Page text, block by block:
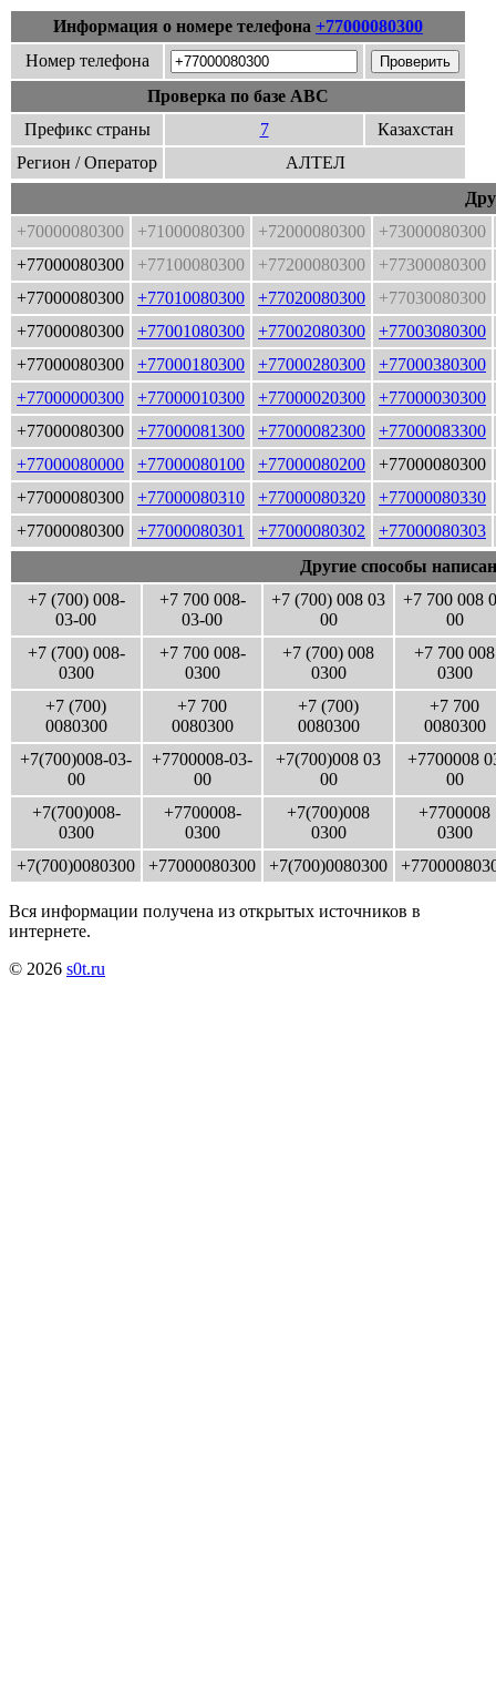
Информация о номере телефона +77000080300
Номер телефона
Проверка по базе ABC
Префикс страны
7
Казахстан
Регион / Оператор
АЛТЕЛ
+70000080300
+71000080300 +72000080300
+73000080300
+77000080300
+77100080300 +77200080300
+77300080300
+77000080300
+77010080300 +77020080300
+77030080300
+77000080300
+77001080300 +77002080300
+77003080300
+77000080300
+77000180300 +77000280300
+77000380300
+77000000300
+77000010300 +77000020300
+77000030300
+77000080300
+77000081300 +77000082300
+77000083300
+77000080000
+77000080100 +77000080200
+77000080300
+77000080300
+77000080310 +77000080320
+77000080330
+77000080300
+77000080301 +77000080302
+77000080303
Другие способы
+7 (700) 008-
03-00
+7 700 008-
03-00
+7 (700) 008 03
00
+7 700 008
00
+7 (700) 008-
0300
+7 700 008-
0300
+7 (700) 008
0300
+7 700 008
0300
+7 (700)
0080300
+7 700
0080300
+7 (700)
0080300
+7 700
0080300
+7(700)008-03-
00
+7700008-03-
00
+7(700)008 03
00
+7700008
00
+7(700)008-
0300
+7700008-
0300
+7(700)008
0300
+7700008
0300
+7(700)0080300
+77000080300 +7(700)0080300
Вся информации получена из открытых источников в
интернете.
© 2026 s0t.ru